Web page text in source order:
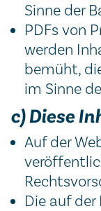
Sinne der
PDFs von
werden
bemüht,
im Sinne
c) Diese
Auf der
Die auf